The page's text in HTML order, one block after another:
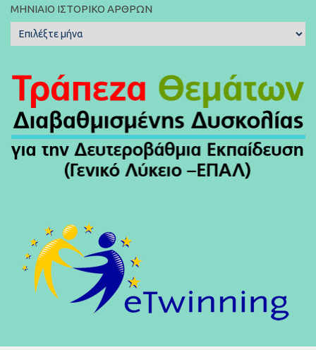
ΜΗΝΙΑΊΟ ΙΣΤΟΡΙΚΌ ΆΡΘΡΩΝ
Μηνιαίο
Ιστορικό